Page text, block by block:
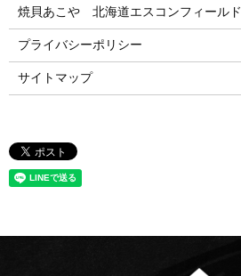
焼貝あこや 北海道エスコンフィールド
プライバシーポリシー
サイトマップ